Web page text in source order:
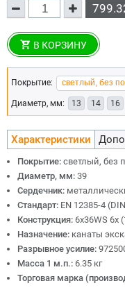
В КОРЗИНУ
Покрытие:
Диаметр, мм: 13 14 16
Характеристики
Покрытие: светлый, без
Диаметр, мм: 39
Сердечник:
Стандарт: EN 12385-4
Конструкция: 6х36WS 6x
Назначение: канаты
Разрывное усилие:
Масса 1 м.п.: 6.35 кг
Торговая марка